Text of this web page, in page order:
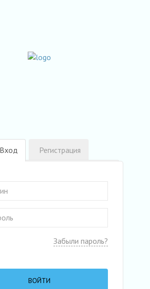
Вход Регистрация
Забыли пароль?
ВОЙТИ